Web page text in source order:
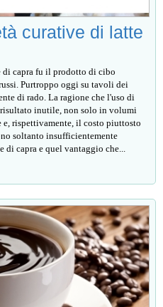
curative di latte
capra fu il prodotto di cibo
Purtroppo oggi su tavoli dei
di rado. La ragione che l'uso di
inutile, non solo in volumi
rispettivamente, il costo piuttosto
soltanto insufficientemente
di capra e quel vantaggio che...